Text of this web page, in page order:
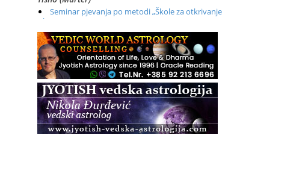
Seminar pjevanja po metodi „Škole za otkrivanje
glasa“
20.08.
Online
Radionica: Pomagači iz drugih dimenzija Online –
otvoreno za sve
21.08.
Zagreb+Online
Osnovni ThetaHealing® tečaj, Zagreb i Online
22.08.
Pula